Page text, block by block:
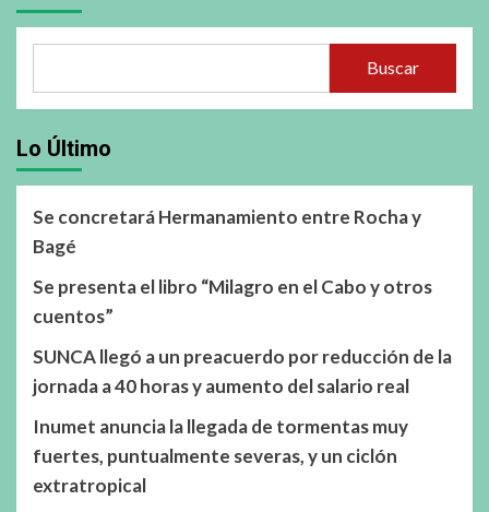
Buscar
Lo Último
Se concretará Hermanamiento entre Rocha y
Bagé
Se presenta el libro “Milagro en el Cabo y otros
cuentos”
SUNCA llegó a un preacuerdo por reducción de la
jornada a 40 horas y aumento del salario real
Inumet anuncia la llegada de tormentas muy
fuertes, puntualmente severas, y un ciclón
extratropical